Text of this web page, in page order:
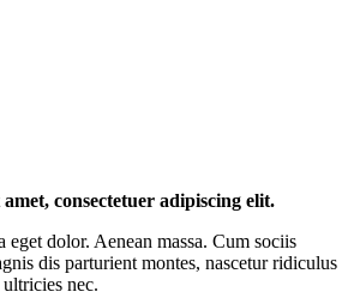
consectetuer adipiscing elit.
dolor. Aenean massa. Cum sociis
dis parturient montes, nascetur ridiculus
nec.